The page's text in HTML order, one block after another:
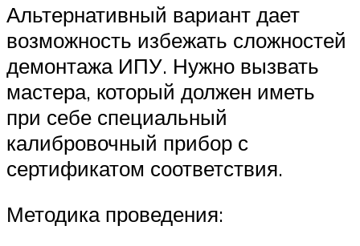
Альтернативный вариант дает
возможность избежать сложностей
демонтажа ИПУ. Нужно вызвать
мастера, который должен иметь
при себе специальный
калибровочный прибор с
сертификатом соответствия.
Методика проведения: